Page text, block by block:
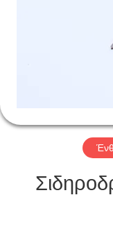
ΚΑΤΑΛΌΓΟΙ
ΜΑΖΊ